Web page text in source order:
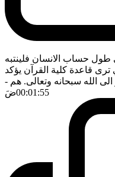
طول حساب الانسان فلينتبه
قاعدة كلية القرآن يؤكد
الى الله سبحانه وتعالى. هم -
00:01:55ضَ